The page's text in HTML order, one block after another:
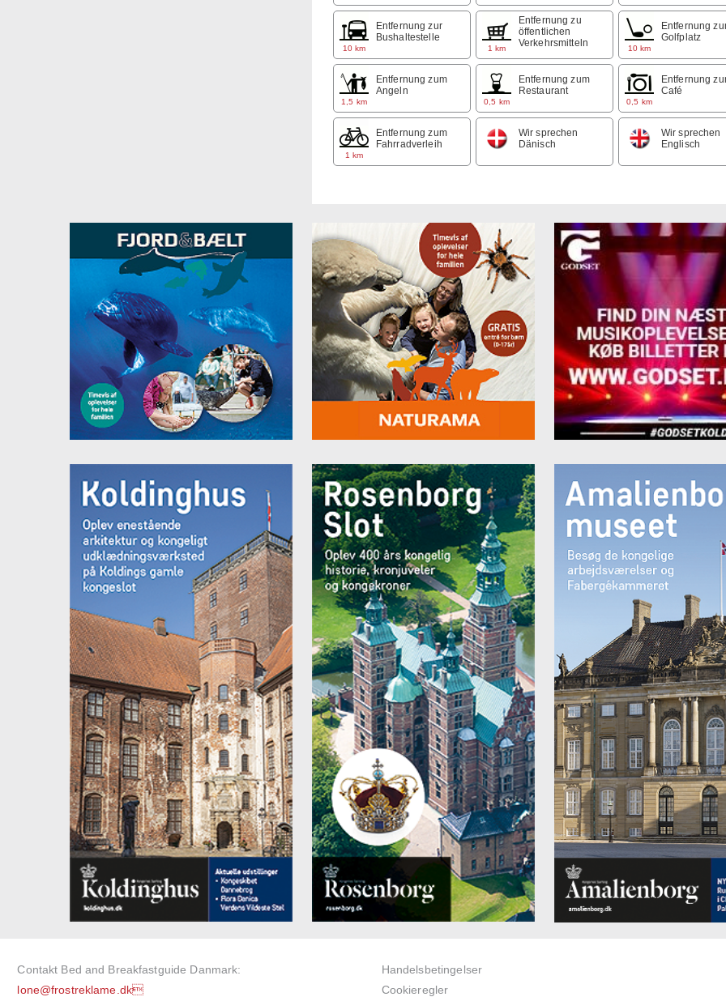
10 km
Entfernung zur
Bushaltestelle
1 km
Entfernung zu
öffentlichen
Verkehrsmitteln
10 km
Entfernung
Golfplatz
1,5 km
Entfernung zum
Angeln
0,5 km
Entfernung zum
Restaurant
0,5 km
Entfernung
Café
1 km
Entfernung zum
Fahrradverleih
Wir sprechen
Dänisch
Wir sprechen
Englisch
Contakt Bed and Breakfastguide Danmark:
lone@frostreklame.dk
Handelsbetingelser
Cookieregler